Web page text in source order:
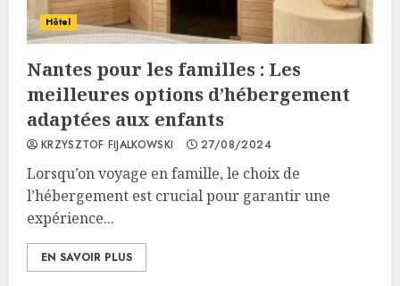
Hôtel
Nantes pour les familles : Les
meilleures options d’hébergement
adaptées aux enfants
KRZYSZTOF FIJALKOWSKI 27/08/2024
Lorsqu’on voyage en famille, le choix de
l’hébergement est crucial pour garantir une
expérience...
EN SAVOIR PLUS